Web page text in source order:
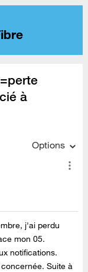
à
Options
j'ai perdu
mon 05.
notifications.
Suite à